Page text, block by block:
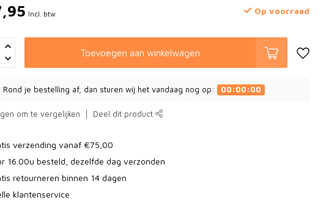
Incl. btw Op voorraad
Toevoegen aan winkelwagen
Rond je bestelling af, dan sturen wij het vandaag nog op: 00:00:00
om te vergelijken Deel dit product
verzending vanaf €75,00
16.00u besteld, dezelfde dag verzonden
retourneren binnen 14 dagen
klantenservice